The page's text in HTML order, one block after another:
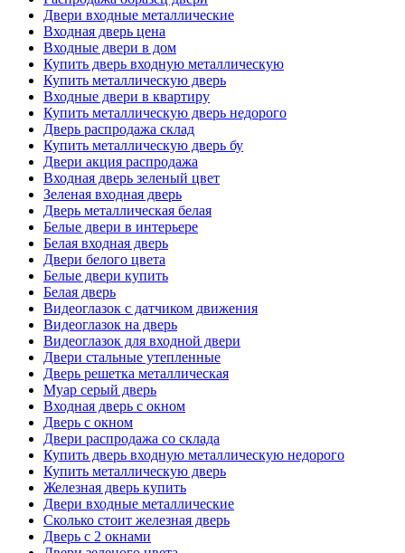
Двери входные металлические
Входная дверь цена
Входные двери в дом
Купить дверь входную металлическую
Купить металлическую дверь
Входные двери в квартиру
Купить металлическую дверь недорого
Дверь распродажа склад
Купить металлическую дверь бу
Двери акция распродажа
Входная дверь зеленый цвет
Зеленая входная дверь
Дверь металлическая белая
Белые двери в интерьере
Белая входная дверь
Двери белого цвета
Белые двери купить
Белая дверь
Видеоглазок с датчиком движения
Видеоглазок на дверь
Видеоглазок для входной двери
Двери стальные утепленные
Дверь решетка металлическая
Муар серый дверь
Входная дверь с окном
Дверь с окном
Двери распродажа со склада
Купить дверь входную металлическую недорого
Купить металлическую дверь
Железная дверь купить
Двери входные металлические
Сколько стоит железная дверь
Дверь с 2 окнами